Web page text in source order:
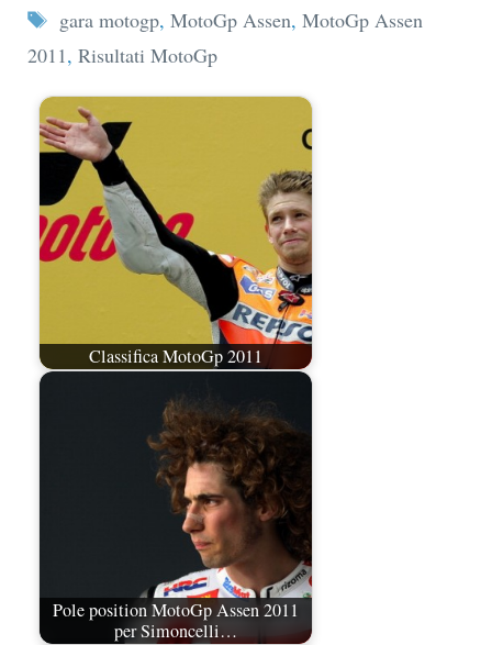
Tag
gara motogp, MotoGp Assen, MotoGp Assen
2011, Risultati MotoGp
Classifica MotoGp 2011
Pole position MotoGp Assen 2011
per Simoncelli…